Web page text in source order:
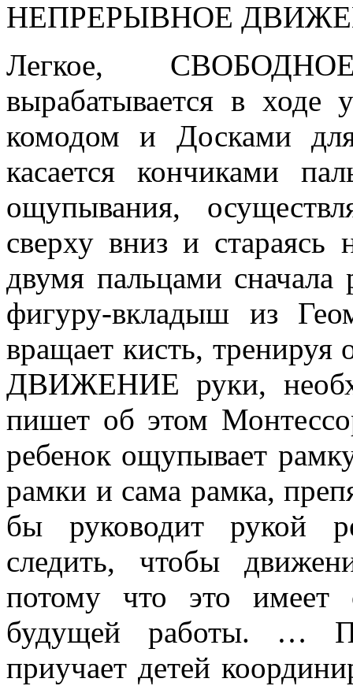
НЕПРЕРЫВНОЕ
Легкое,
вырабатывается в ходе
комодом и Досками
касается кончиками
ощупывания,
сверху вниз и
двумя пальцами сначала
фигуру-вкладыш из
вращает кисть,
ДВИЖЕНИЕ руки,
пишет об этом
ребенок ощупывает
рамки и сама рамка,
бы руководит рукой
следить, чтобы
потому что это имеет
будущей работы. …
приучает детей